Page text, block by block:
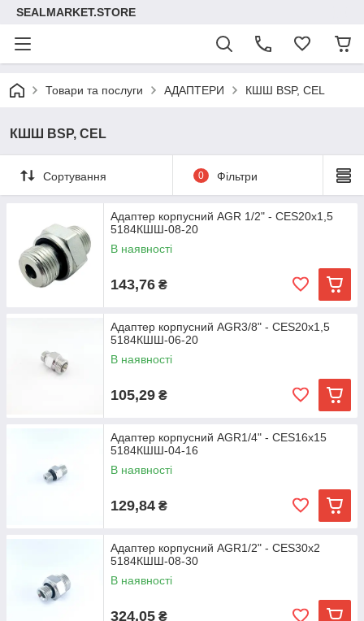
SEALMARKET.STORE
Товари та послуги АДАПТЕРИ КШШ BSP, CEL
КШШ BSP, CEL
Сортування 0 Фільтри
Адаптер корпусний AGR 1/2" - CES20х1,5
5184КШШ-08-20
В наявності
143,76 ₴
Адаптер корпусний AGR3/8" - CES20х1,5
5184КШШ-06-20
В наявності
105,29 ₴
Адаптер корпусний AGR1/4" - CES16х15
5184КШШ-04-16
В наявності
129,84 ₴
Адаптер корпусний AGR1/2" - CES30х2
5184КШШ-08-30
В наявності
324,05 ₴